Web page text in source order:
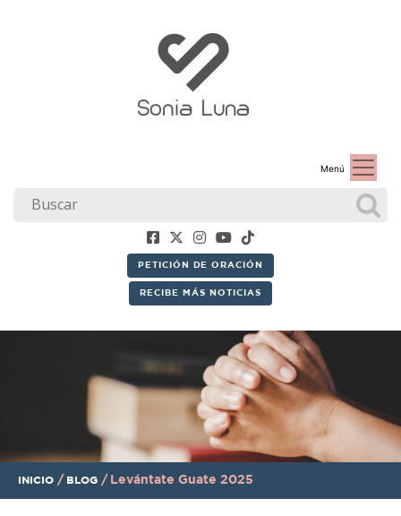
Menú
PETICIÓN DE ORACIÓN
RECIBE MÁS NOTICIAS
INICIO / BLOG / Levántate Guate 2025